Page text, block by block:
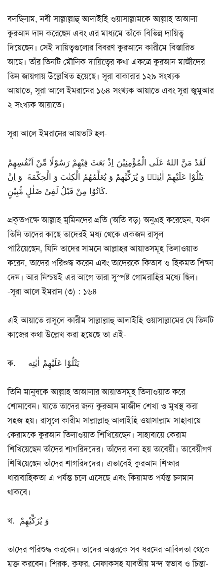
বলছিলাম, নবী সাল্লাল্লাহু আলাইহি ওয়াসাল্লামকে আল্লাহ তাআলা
কুরআন দান করেছেন এবং এর মাধ্যমে তাঁকে বিভিন্ন দায়িত্ব
দিয়েছেন। সেই দায়িত্বগুলোর বিবরণ কুরআনে কারীমে বিস্তারিত
আছে। তাঁর তিনটি মৌলিক দায়িত্বের কথা একত্রে কুরআন মাজীদের
তিন জায়গায় উল্লেখিত হয়েছে। সূরা বাকারার ১২৯ সংখ্যক
আয়াতে, সূরা আলে ইমরানের ১৬৪ সংখ্যক আয়াতে এবং সূরা জুমুআর
২ সংখ্যক আয়াতে।
সূরা আলে ইমরানের আয়তটি হল-
لَقَدْ مَنَّ اللهُ عَلَی الْمُؤْمِنِیْنَ اِذْ بَعَثَ فِیْهِمْ رَسُوْلًا مِّنْ اَنْفُسِهِمْ
یَتْلُوْا عَلَیْهِمْ اٰیٰتِهٖ وَ یُزَكِّیْهِمْ وَ یُعَلِّمُهُمُ الْكِتٰبَ وَ الْحِكْمَةَ وَ اِنْ
كَانُوْا مِنْ قَبْلُ لَفِیْ ضَلٰلٍ مُّبِیْنٍ.
প্রকৃতপক্ষে আল্লাহ মুমিনদের প্রতি (অতি বড়) অনুগ্রহ করেছেন, যখন
তিনি তাদের কাছে তাদেরই মধ্য থেকে একজন রাসূল
পাঠিয়েছেন, যিনি তাদের সামনে আল্লাহর আয়াতসমূহ তিলাওয়াত
করেন, তাদের পরিশুদ্ধ করেন এবং তাদেরকে কিতাব ও হিকমত শিক্ষা
দেন। আর নিশ্চয়ই এর আগে তারা সুস্পষ্ট গোমরাহির মধ্যে ছিল।
-সূরা আলে ইমরান (৩) : ১৬৪
এই আয়াতে রাসূলে কারীম সাল্লাল্লাহু আলাইহি ওয়াসাল্লামের যে তিনটি
কাজের কথা উল্লেখ করা হয়েছে তা এই-
ক. یَتْلُوْا عَلَیْهِمْ اٰیٰتِه
তিনি মানুষকে আল্লাহ তাআলার আয়াতসমূহ তিলাওয়াত করে
শোনাবেন। যাতে তাদের জন্য কুরআন মাজীদ শেখা ও মুখস্থ করা
সহজ হয়। রাসূলে কারীম সাল্লাল্লাহু আলাইহি ওয়াসাল্লাম সাহাবায়ে
কেরামকে কুরআন তিলাওয়াত শিখিয়েছেন। সাহাবায়ে কেরাম
শিখিয়েছেন তাঁদের শাগরিদদের। তাঁদের বলা হয় তাবেয়ী। তাবেয়ীগণ
শিখিয়েছেন তাঁদের শাগরিদদের। এভাবেই কুরআন শিক্ষার
ধারাবাহিকতা এ পর্যন্ত চলে এসেছে এবং কিয়ামত পর্যন্ত চলমান
থাকবে।
খ. وَ یُزَكِّیْهِمْ
তাদের পরিশুদ্ধ করবেন। তাদের অন্তরকে সব ধরনের আবিলতা থেকে
মুক্ত করবেন। শিরক, কুফর, নেফাকসহ যাবতীয় মন্দ স্বভাব ও চিন্তা-